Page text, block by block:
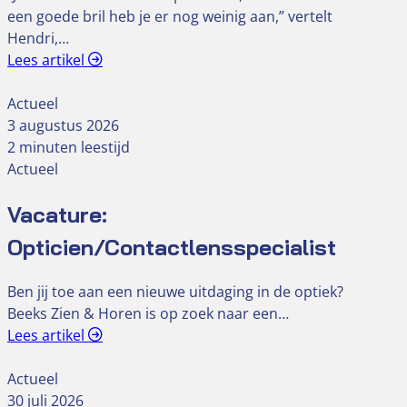
een goede bril heb je er nog weinig aan,” vertelt
Hendri,…
Lees artikel
Actueel
3 augustus 2026
2 minuten leestijd
Actueel
Vacature:
Opticien/Contactlensspecialist
Ben jij toe aan een nieuwe uitdaging in de optiek?
Beeks Zien & Horen is op zoek naar een…
Lees artikel
Actueel
30 juli 2026